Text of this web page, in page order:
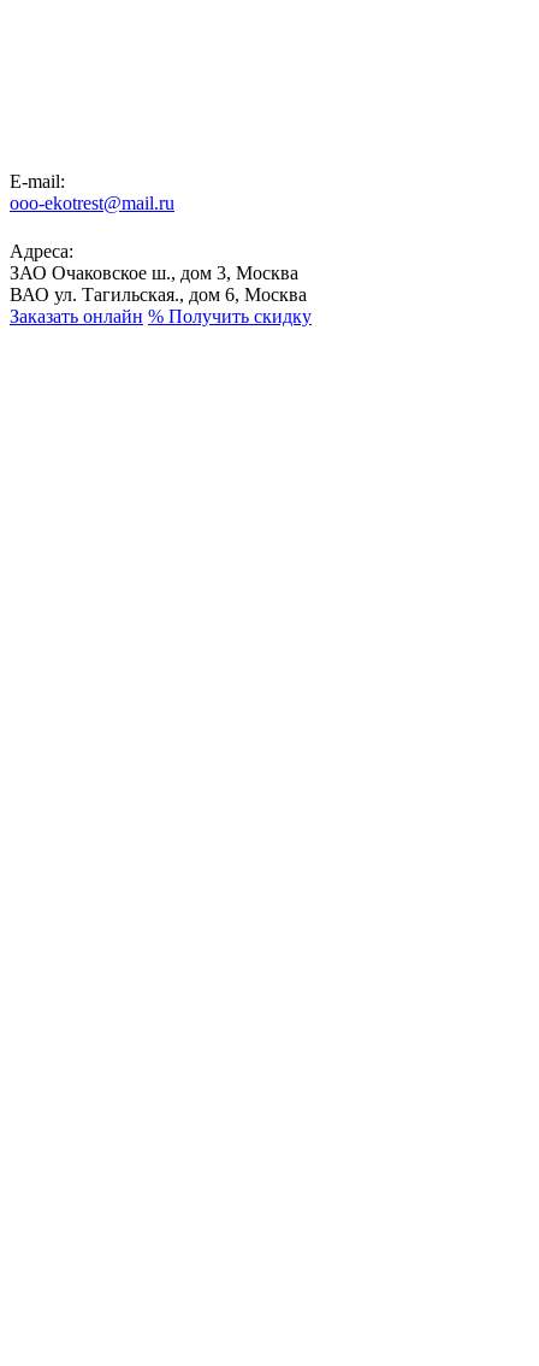
E-mail:
ooo-ekotrest@mail.ru
Адреса:
ЗАО Очаковское ш., дом 3, Москва
ВАО ул. Тагильская., дом 6, Москва
Заказать онлайн % Получить скидку